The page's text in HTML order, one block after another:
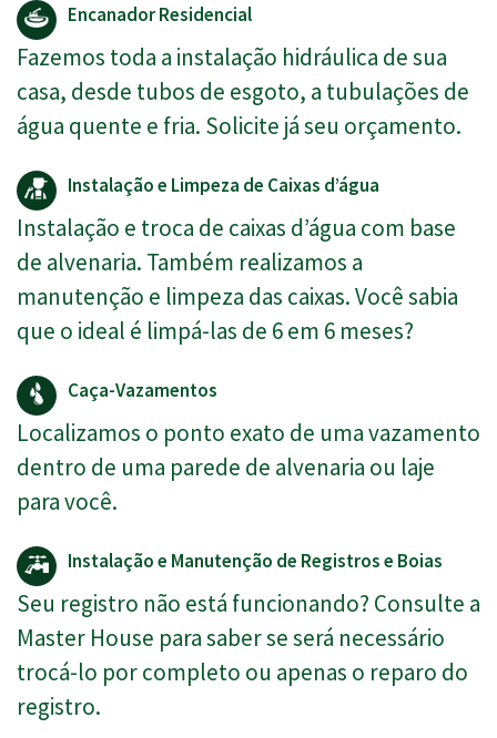
Encanador Residencial
Fazemos toda a instalação hidráulica de sua
casa, desde tubos de esgoto, a tubulações de
água quente e fria. Solicite já seu orçamento.
Instalação e Limpeza de Caixas d’água
Instalação e troca de caixas d’água com base
de alvenaria. Também realizamos a
manutenção e limpeza das caixas. Você sabia
que o ideal é limpá-las de 6 em 6 meses?
Caça-Vazamentos
Localizamos o ponto exato de uma vazamento
dentro de uma parede de alvenaria ou laje
para você.
Instalação e Manutenção de Registros e Boias
Seu registro não está funcionando? Consulte a
Master House para saber se será necessário
trocá-lo por completo ou apenas o reparo do
registro.